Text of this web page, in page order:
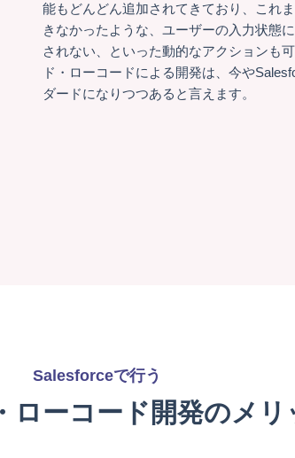
能もどんどん追加されてきており、これ
きなかったような、ユーザーの入力状態
されない、といった動的なアクションも
ド・ローコードによる開発は、今や
ダードになりつつあると言えます。
Salesforceで行う
ローコード開発のメリ